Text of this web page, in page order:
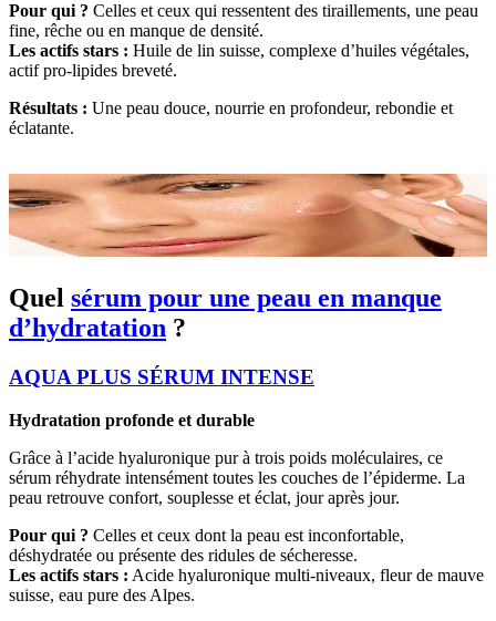
Pour qui ? Celles et ceux qui ressentent des tiraillements, une peau
fine, rêche ou en manque de densité.
Les actifs stars : Huile de lin suisse, complexe d’huiles végétales,
actif pro-lipides breveté.
Résultats : Une peau douce, nourrie en profondeur, rebondie et
éclatante.
Quel sérum pour une peau en manque
d’hydratation ?
AQUA PLUS SÉRUM INTENSE
Hydratation profonde et durable
Grâce à l’acide hyaluronique pur à trois poids moléculaires, ce
sérum réhydrate intensément toutes les couches de l’épiderme. La
peau retrouve confort, souplesse et éclat, jour après jour.
Pour qui ? Celles et ceux dont la peau est inconfortable,
déshydratée ou présente des ridules de sécheresse.
Les actifs stars : Acide hyaluronique multi-niveaux, fleur de mauve
suisse, eau pure des Alpes.